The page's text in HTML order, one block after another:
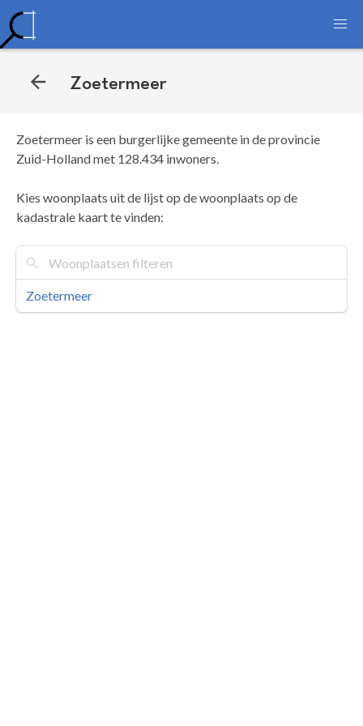
Zoetermeer
Zoetermeer is een burgerlijke gemeente in de provincie
Zuid-Holland met 128.434 inwoners.
Kies woonplaats uit de lijst op de woonplaats op de
kadastrale kaart te vinden:
Zoetermeer